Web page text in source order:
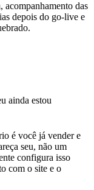
acompanhamento das
depois do go-live e
ainda estou
é você já vender e
seu, não um
configura isso
com o site e o